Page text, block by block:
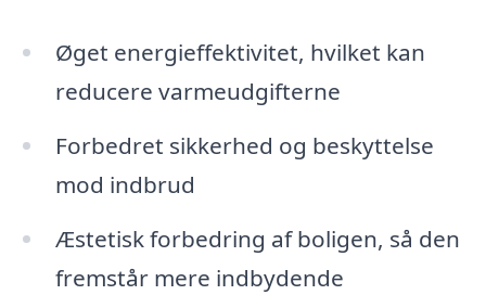
Øget energieffektivitet, hvilket kan
reducere varmeudgifterne
Forbedret sikkerhed og beskyttelse
mod indbrud
Æstetisk forbedring af boligen, så den
fremstår mere indbydende